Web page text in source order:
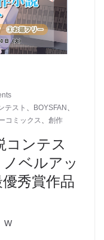
テスト 、 BOYSFAN 、
コミックス、 創作
コンテス
ベルアッ
秀賞作品
W